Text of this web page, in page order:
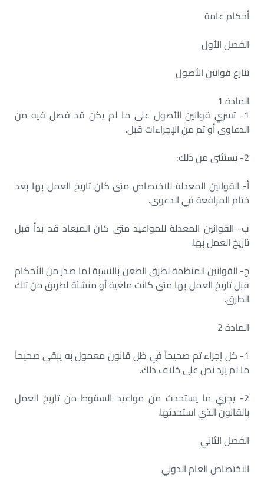
أحكام عامة
الفصل الأول
تنازع قوانين الأصول
المادة 1
1- تسري قوانين الأصول على ما لم يكن قد فصل فيه من
الدعاوى أو تم من الإجراءات قبل.
2- يستثنى من ذلك:
‌أ- القوانين المعدلة للاختصاص متى كان تاريخ العمل بها بعد
ختام المرافعة في الدعوى.
‌ب- القوانين المعدلة للمواعيد متى كان الميعاد قد بدأ قبل
تاريخ العمل بها.
‌ج- القوانين المنظمة لطرق الطعن بالنسبة لما صدر من الأحكام
قبل تاريخ العمل بها متى كانت ملغية أو منشئة لطريق من تلك
الطرق.
المادة 2
1- كل إجراء تم صحيحاً في ظل قانون معمول به يبقى صحيحاً
ما لم يرد نص على خلاف ذلك.
2- يجري ما يستحدث من مواعيد السقوط من تاريخ العمل
بالقانون الذي استحدثها.
الفصل الثاني
الاختصاص العام الدولي